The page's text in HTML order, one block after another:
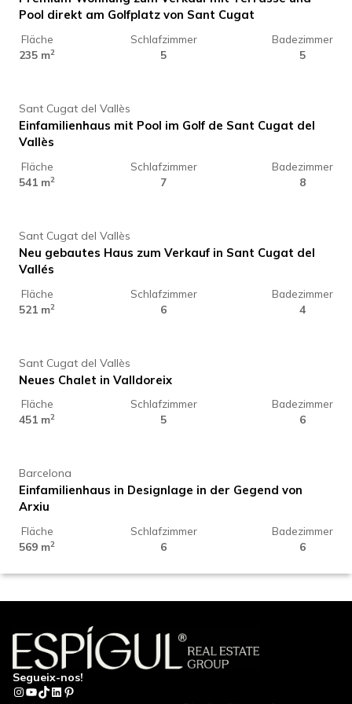
Pool direkt am Golfplatz von Sant Cugat
Fläche
235 m2
Schlafzimmer
5
Badezimmer
5
1.850.000 €
Sant Cugat del Vallès
Einfamilienhaus mit Pool im Golf de Sant Cugat del
Vallès
Fläche
541 m2
Schlafzimmer
7
Badezimmer
8
2.387.000 €
Sant Cugat del Vallès
Neu gebautes Haus zum Verkauf in Sant Cugat del
Vallés
Fläche
521 m2
Schlafzimmer
6
Badezimmer
4
3.100.000 €
Sant Cugat del Vallès
Neues Chalet in Valldoreix
Fläche
451 m2
Schlafzimmer
5
Badezimmer
6
2.899.000 €
Barcelona
Einfamilienhaus in Designlage in der Gegend von
Arxiu
Fläche
569 m2
Schlafzimmer
6
Badezimmer
6
635.000 €
Sant Cugat del Vallès
del Vallès
Fläche
86 m2
Schlafzimmer
1.890.000 €